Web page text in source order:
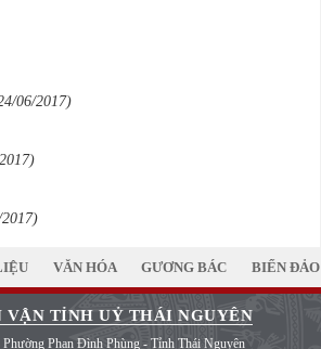
06/2017)
VĂN HÓA GƯƠNG BÁC BIỂN ĐẢO
VẬN TỈNH UỶ THÁI NGUYÊN
Phan Đình Phùng - Tỉnh Thái Nguyên